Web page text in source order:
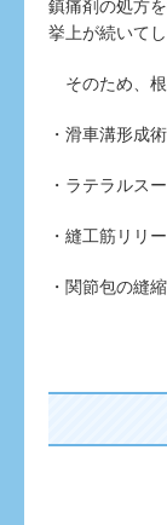
鎮痛剤の処方
挙上が続いてし
そのため、根
・滑車溝形成術
・ラテラルス
・縫工筋リリ
・関節包の縫縮